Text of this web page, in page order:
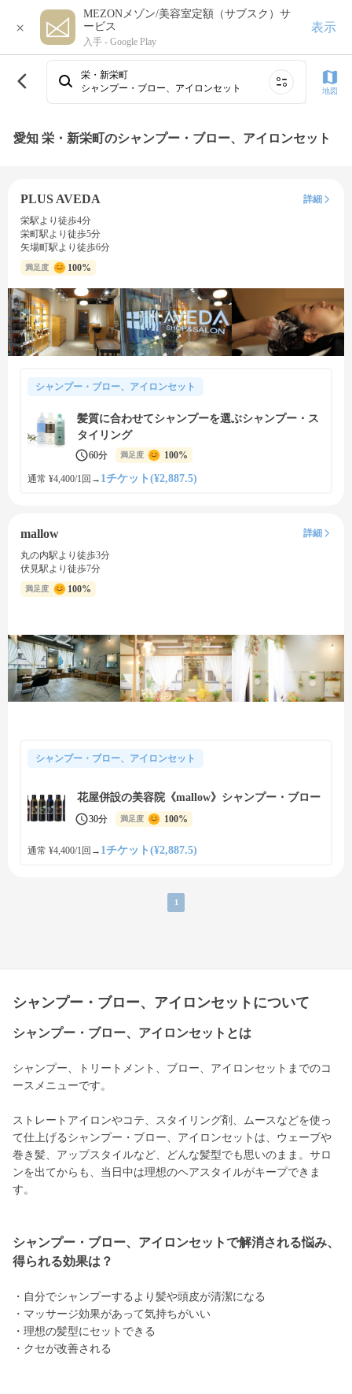
×
MEZONメゾン/美容室定額（サブスク）サ
ービス
入手 - Google Play
表示
栄・新栄町
シャンプー・ブロー、アイロンセット
地図
愛知 栄・新栄町のシャンプー・ブロー、アイロンセット
PLUS AVEDA
詳細
栄駅より徒歩4分
栄町駅より徒歩5分
矢場町駅より徒歩6分
満足度 100%
シャンプー・ブロー、アイロンセット
髪質に合わせてシャンプーを選ぶシャンプー・ス
タイリング
60分 満足度 100%
通常 ¥4,400/1回 → 1チケット(¥2,887.5)
mallow
詳細
丸の内駅より徒歩3分
伏見駅より徒歩7分
満足度 100%
シャンプー・ブロー、アイロンセット
花屋併設の美容院《mallow》シャンプー・ブロー
30分 満足度 100%
通常 ¥4,400/1回 → 1チケット(¥2,887.5)
1
シャンプー・ブロー、アイロンセットについて
シャンプー・ブロー、アイロンセットとは
シャンプー、トリートメント、ブロー、アイロンセットまでのコ
ースメニューです。
ストレートアイロンやコテ、スタイリング剤、ムースなどを使っ
て仕上げるシャンプー・ブロー、アイロンセットは、ウェーブや
巻き髪、アップスタイルなど、どんな髪型でも思いのまま。サロ
ンを出てからも、当日中は理想のヘアスタイルがキープできま
す。
シャンプー・ブロー、アイロンセットで解消される悩み、
得られる効果は？
・自分でシャンプーするより髪や頭皮が清潔になる
・マッサージ効果があって気持ちがいい
・理想の髪型にセットできる
・クセが改善される